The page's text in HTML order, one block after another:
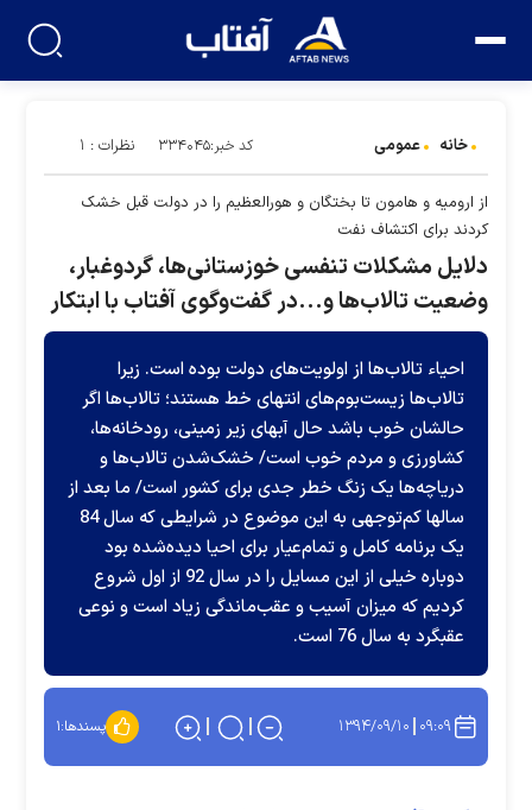
خانه عمومی کد خبر:۳۳۴۰۴۵ نظرات : ۱
از ارومیه و هامون تا بختگان و هور‌العظیم را در دولت قبل خشک
کردند برای اکتشاف نفت
دلایل مشکلات تنفسی‌ خوزستانی‌ها، گردوغبار،
وضعیت تالاب‌ها و...در گفت‌وگوی آفتاب با ابتکار
احیاء تالاب‌ها از اولویت‌های دولت بوده است. زیرا
تالاب‌‌ها زیست‌بوم‌های انتهای خط هستند؛ تالاب‌ها اگر
حالشان خوب باشد حال آبهای زیر زمینی‌، رودخانه‌ها،
کشاورزی و مردم خوب است/ خشک‌شدن تالاب‌ها و
دریاچه‌ها یک زنگ خطر جدی برای کشور است/ ما بعد از
سالها کم‌توجهی به این موضوع در شرایطی که سال 84
یک برنامه کامل و تمام‌عیار برای احیا دیده‌شده بود
دوباره خیلی از این مسایل را در سال 92 از اول شروع
کردیم که میزان آسیب و عقب‌ماندگی زیاد است و نوعی
عقبگرد به سال 76 است.
۰۹:۰۹ ۱۳۹۴/۰۹/۱۰ پسندها:۱